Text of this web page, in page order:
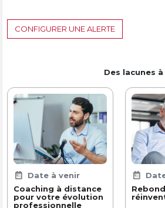
CONFIGURER UNE ALERTE
Des lacunes
Date à venir
Coaching à distance
pour votre évolution
professionnelle